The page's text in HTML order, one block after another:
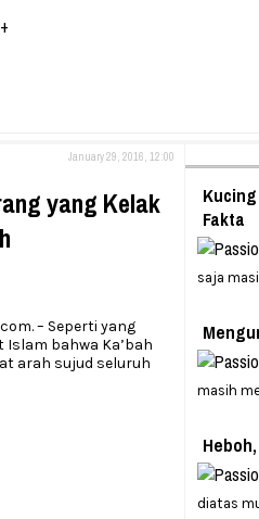
January 29, 2016, 12:00
yang Kelak
– Seperti yang
bahwa Ka’bah
arah sujud seluruh
Fakta
saja
masih
diatas